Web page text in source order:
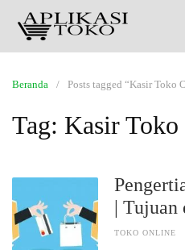
Beranda Posts tagged “Kasir Toko
Tag: Kasir
| Tujuan
TOKO ONLINE